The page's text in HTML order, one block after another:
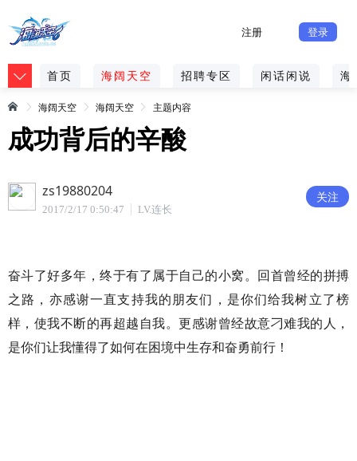
注册 登录
首页 海阔天空 招聘专区 闲话闲说 海
海阔天空 海阔天空 主题内容
成功背后的辛酸
zs19880204
2017/2/17 0:50:47 LV.连长
关注
奋斗了好多年，终于有了属于自己的小窝。回首曾经的拼搏
之路，亦感谢一直支持我的朋友们，是你们给我树立了榜
样，使我不断的再超越自我。更感谢曾经故意刁难我的人，
是你们让我懂得了如何在困境中生存和奋勇前行！